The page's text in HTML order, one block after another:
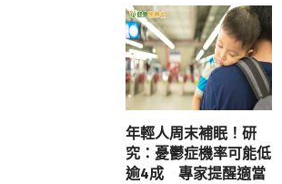
年輕人周末補眠！研
究：憂鬱症機率可能低
逾4成 專家提醒適當